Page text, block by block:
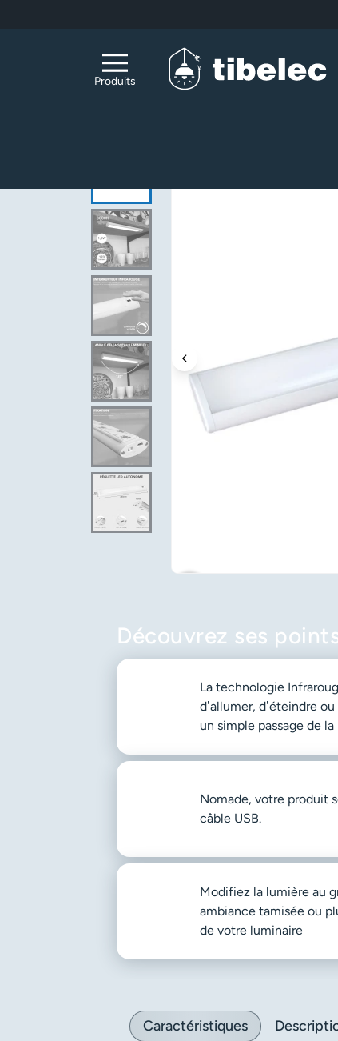
Produits
Découvrez ses
La technologie
d’allumer, d’éteindre
un simple passage de
Nomade, votre produit
câble USB.
Modifiez la lumière au
ambiance tamisée ou
de votre luminaire
Caractéristiques